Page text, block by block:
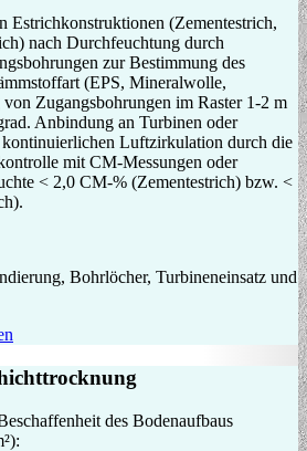
Estrichkonstruktionen (Zementestrich,
nach Durchfeuchtung durch
zur Bestimmung des
(EPS, Mineralwolle,
Zugangsbohrungen im Raster 1-2 m
Anbindung an Turbinen oder
kontinuierlichen Luftzirkulation durch die
mit CM-Messungen oder
< 2,0 CM-% (Zementestrich) bzw. <
Bohrlöcher, Turbineneinsatz und
des Bodenaufbaus